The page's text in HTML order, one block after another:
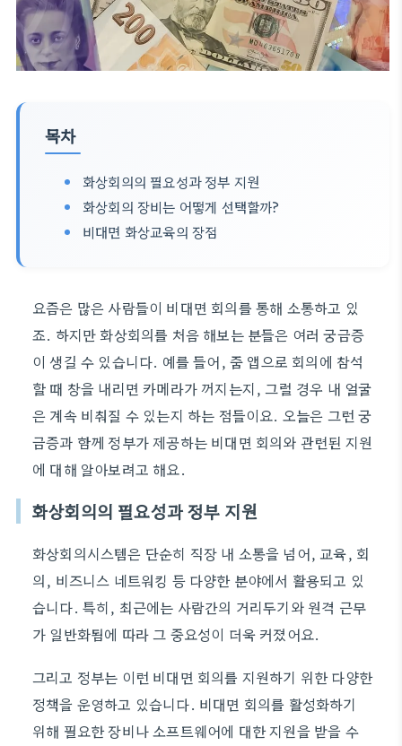
목차
화상회의의 필요성과 정부 지원
화상회의 장비는 어떻게 선택할까?
비대면 화상교육의 장점
요즘은 많은 사람들이 비대면 회의를 통해 소통하고 있
죠. 하지만 화상회의를 처음 해보는 분들은 여러 궁금증
이 생길 수 있습니다. 예를 들어, 줌 앱으로 회의에 참석
할 때 창을 내리면 카메라가 꺼지는지, 그럴 경우 내 얼굴
은 계속 비춰질 수 있는지 하는 점들이요. 오늘은 그런 궁
금증과 함께 정부가 제공하는 비대면 회의와 관련된 지원
에 대해 알아보려고 해요.
화상회의의 필요성과 정부 지원
화상회의시스템은 단순히 직장 내 소통을 넘어, 교육, 회
의, 비즈니스 네트워킹 등 다양한 분야에서 활용되고 있
습니다. 특히, 최근에는 사람간의 거리두기와 원격 근무
가 일반화됨에 따라 그 중요성이 더욱 커졌어요.
그리고 정부는 이런 비대면 회의를 지원하기 위한 다양한
정책을 운영하고 있습니다. 비대면 회의를 활성화하기
위해 필요한 장비나 소프트웨어에 대한 지원을 받을 수